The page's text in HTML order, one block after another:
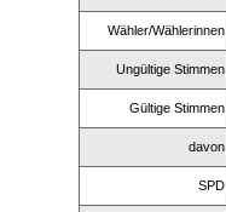
Wähler/Wählerinnen
Ungültige Stimmen
Gültige Stimmen
davon
SPD